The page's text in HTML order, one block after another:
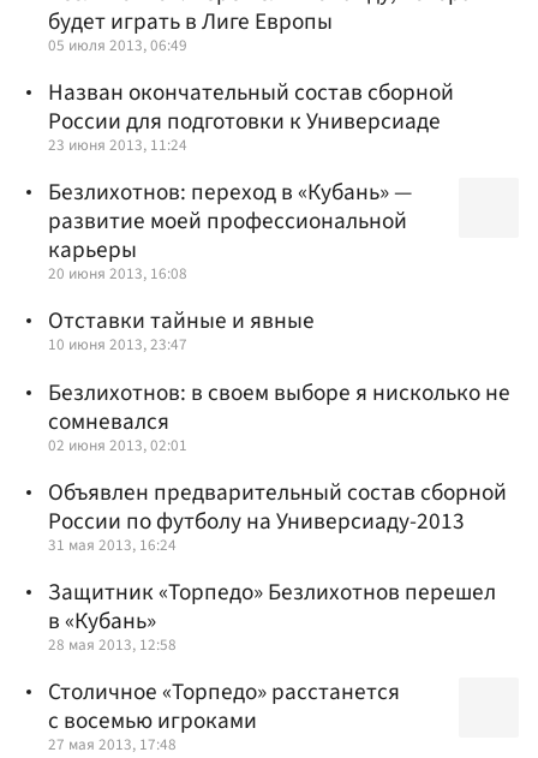
будет играть в Лиге Европы
05 июля 2013, 06:49
Назван окончательный состав сборной
России для подготовки к Универсиаде
23 июня 2013, 11:24
Безлихотнов: переход в «Кубань» —
развитие моей профессиональной
карьеры
20 июня 2013, 16:08
Отставки тайные и явные
10 июня 2013, 23:47
Безлихотнов: в своем выборе я нисколько не
сомневался
02 июня 2013, 02:01
Объявлен предварительный состав сборной
России по футболу на Универсиаду-2013
31 мая 2013, 16:24
Защитник «Торпедо» Безлихотнов перешел
в «Кубань»
28 мая 2013, 12:58
Столичное «Торпедо» расстанется
с восемью игроками
27 мая 2013, 17:48